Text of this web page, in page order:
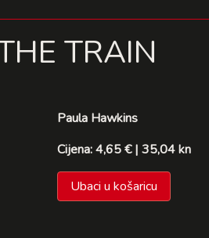
TRAIN
Paula Hawkins
Cijena: 4,65 € | 35,04 kn
Ubaci u košaricu